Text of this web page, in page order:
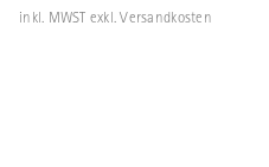
inkl. MWST exkl. Versandkosten